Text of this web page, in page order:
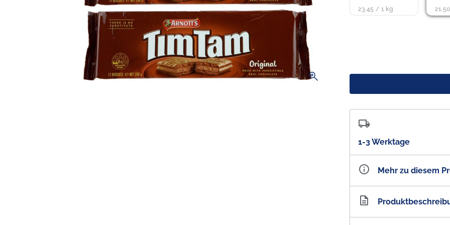
zoom_in
23,45 / 1 kg
1-3 Werktage
Mehr zu diesem
Artikelnummer